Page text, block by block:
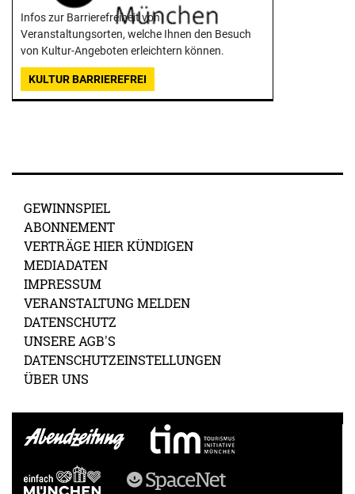
Infos zur Barrierefreiheit von
Veranstaltungsorten, welche Ihnen den Besuch
von Kultur-Angeboten erleichtern können.
KULTUR BARRIEREFREI
GEWINNSPIEL
ABONNEMENT
VERTRÄGE HIER KÜNDIGEN
MEDIADATEN
IMPRESSUM
VERANSTALTUNG MELDEN
DATENSCHUTZ
UNSERE AGB'S
DATENSCHUTZEINSTELLUNGEN
ÜBER UNS